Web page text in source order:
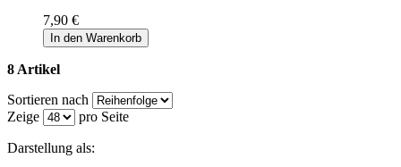
7,90 €
In den Warenkorb
8 Artikel
Sortieren nach
Zeige
pro Seite
Darstellung als: